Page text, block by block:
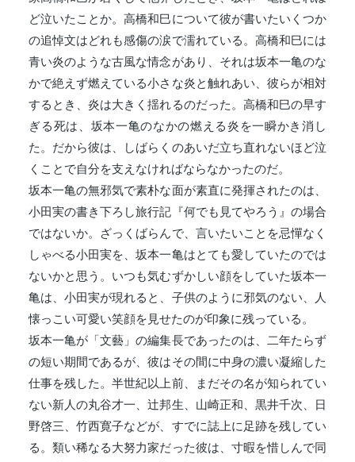
ど泣いたことか。高橋和巳について彼が書いたいくつか
の追悼文はどれも感傷の涙で濡れている。高橋和巳には
青い炎のような古風な情念があり、それは坂本一亀のな
かで絶えず燃えている小さな炎と触れあい、彼らが相対
するとき、炎は大きく揺れるのだった。高橋和巳の早す
ぎる死は、坂本一亀のなかの燃える炎を一瞬かき消し
た。だから彼は、しばらくのあいだ立ち直れないほど泣
くことで自分を支えなければならなかったのだ。
坂本一亀の無邪気で素朴な面が素直に発揮されたのは、
小田実の書き下ろし旅行記『何でも見てやろう』の場合
ではないか。ざっくばらんで、言いたいことを忌憚なく
しゃべる小田実を、坂本一亀はとても愛していたのでは
ないかと思う。いつも気むずかしい顔をしていた坂本一
亀は、小田実が現れると、子供のように邪気のない、人
懐っこい可愛い笑顔を見せたのが印象に残っている。
坂本一亀が「文藝」の編集長であったのは、二年たらず
の短い期間であるが、彼はその間に中身の濃い凝縮した
仕事を残した。半世紀以上前、まだその名が知られてい
ない新人の丸谷才一、辻邦生、山崎正和、黒井千次、日
野啓三、竹西寛子などが、すでに誌上に足跡を残してい
る。類い稀なる大努力家だった彼は、寸暇を惜しんで同